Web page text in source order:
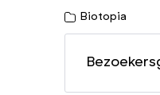
Biotopia